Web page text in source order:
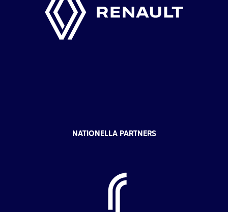
NATIONELLA PARTNERS